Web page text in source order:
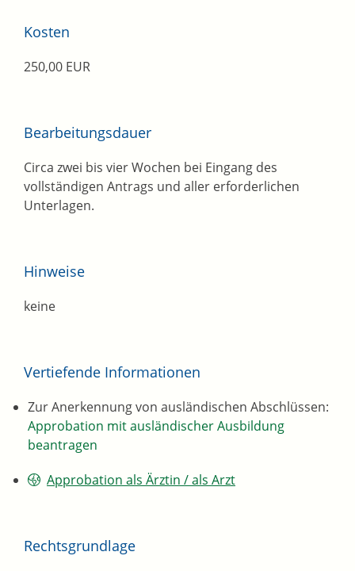
Kosten
250,00 EUR
Bearbeitungsdauer
Circa zwei bis vier Wochen bei Eingang des
vollständigen Antrags und aller erforderlichen
Unterlagen.
Hinweise
keine
Vertiefende Informationen
Zur Anerkennung von ausländischen Abschlüssen:
Approbation mit ausländischer Ausbildung
beantragen
Approbation als Ärztin / als Arzt
Rechtsgrundlage